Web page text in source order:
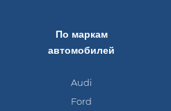
По маркам
автомобилей
Audi
Ford